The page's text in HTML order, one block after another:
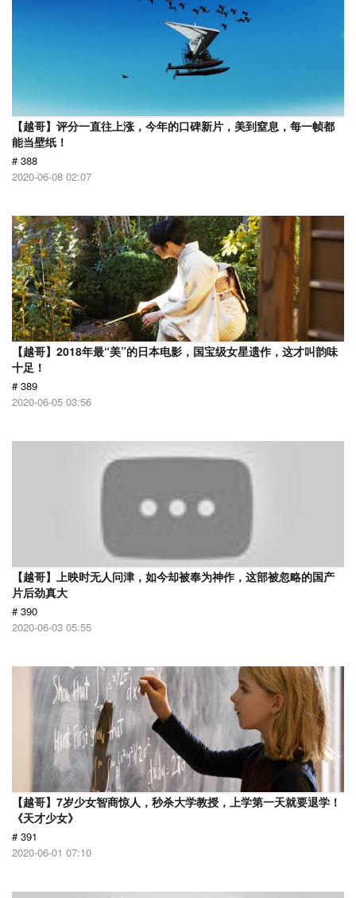
【越哥】评分一直往上涨，今年的口碑新片，美到窒息，每一帧都
能当壁纸！
# 388
2020-06-08 02:07
【越哥】2018年最“美”的日本电影，国宝级女星遗作，这才叫韵味
十足！
# 389
2020-06-05 03:56
【越哥】上映时无人问津，如今却被奉为神作，这部被忽略的国产
片后劲真大
# 390
2020-06-03 05:55
【越哥】7岁少女智商惊人，秒杀大学教授，上学第一天就要退学！
《天才少女》
# 391
2020-06-01 07:10